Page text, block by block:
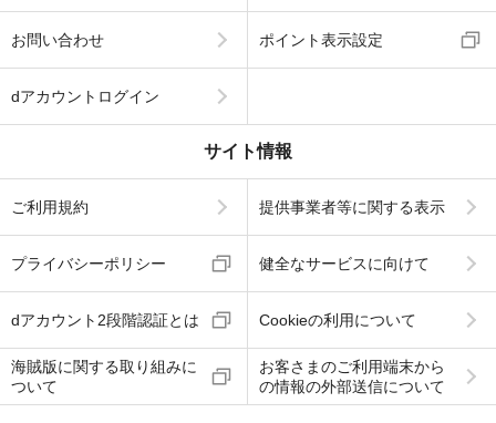
お問い合わせ ポイント表示設定
dアカウントログイン
サイト情報
ご利用規約 提供事業者等に関する表示
プライバシーポリシー 健全なサービスに向けて
dアカウント2段階認証とは Cookieの利用について
海賊版に関する取り組みに
ついて
お客さまのご利用端末から
の情報の外部送信について